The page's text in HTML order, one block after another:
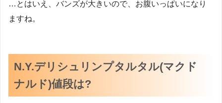
…とはいえ、バンズが大きいので、お腹いっぱいになり
ますね。
N.Y.デリシュリンプタルタル(マクド
ナルド)値段は?